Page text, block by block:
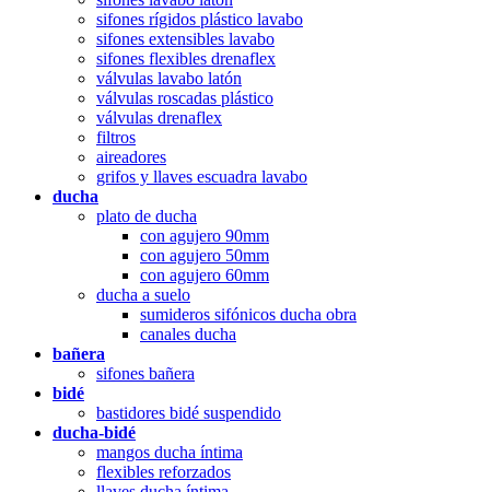
sifones rígidos plástico lavabo
sifones extensibles lavabo
sifones flexibles drenaflex
válvulas lavabo latón
válvulas roscadas plástico
válvulas drenaflex
filtros
aireadores
grifos y llaves escuadra lavabo
ducha
plato de ducha
con agujero 90mm
con agujero 50mm
con agujero 60mm
ducha a suelo
sumideros sifónicos ducha obra
canales ducha
bañera
sifones bañera
bidé
bastidores bidé suspendido
ducha-bidé
mangos ducha íntima
flexibles reforzados